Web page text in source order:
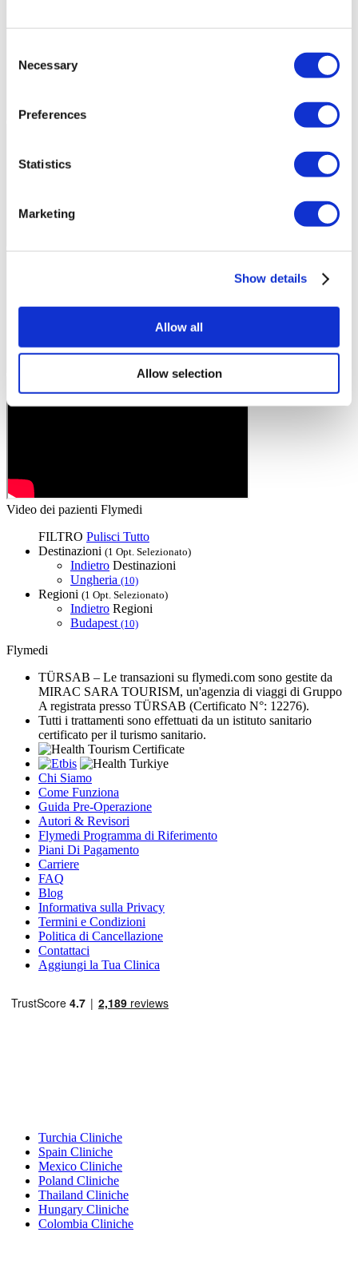
Selection
Necessary
Preferences
Statistics
Marketing
Show details
Allow all
Allow selection
Video dei pazienti Flymedi
FILTRO Pulisci Tutto
Destinazioni (1 Opt. Selezionato)
Indietro Destinazioni
Ungheria (10)
Regioni (1 Opt. Selezionato)
Indietro Regioni
Budapest (10)
Flymedi
TÜRSAB – Le transazioni su flymedi.com sono gestite da
MIRAC SARA TOURISM, un'agenzia di viaggi di Gruppo
A registrata presso TÜRSAB (Certificato N°: 12276).
Tutti i trattamenti sono effettuati da un istituto sanitario
certificato per il turismo sanitario.
Chi Siamo
Come Funziona
Guida Pre-Operazione
Autori & Revisori
Flymedi Programma di Riferimento
Piani Di Pagamento
Carriere
FAQ
Blog
Informativa sulla Privacy
Termini e Condizioni
Politica di Cancellazione
Contattaci
Aggiungi la Tua Clinica
Turchia Cliniche
Spain Cliniche
Mexico Cliniche
Poland Cliniche
Thailand Cliniche
Hungary Cliniche
Colombia Cliniche